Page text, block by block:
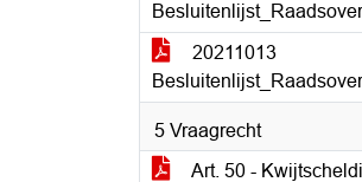
20211013
5 Vraagrecht
Art. 50 -